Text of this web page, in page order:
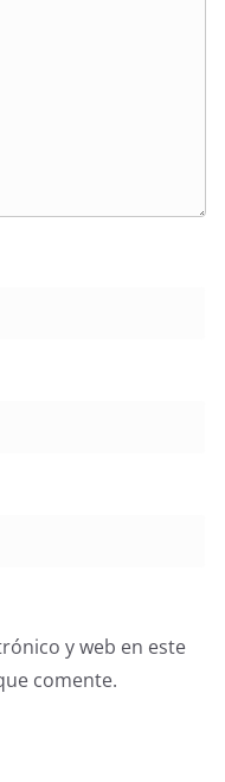
y web en este
comente.